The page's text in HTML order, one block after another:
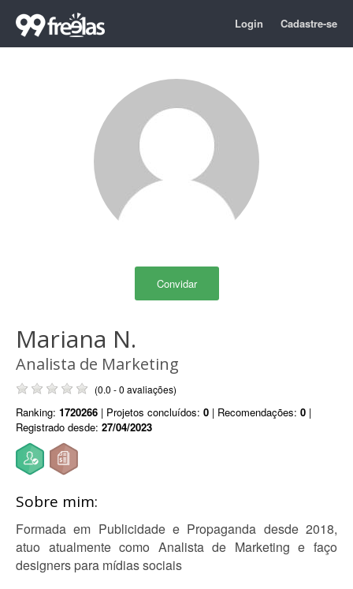
Login Cadastre-se
Convidar
Mariana N.
Analista de Marketing
(0.0 - 0 avaliações)
Ranking: 1720266 | Projetos concluídos: 0 | Recomendações: 0 |
Registrado desde: 27/04/2023
Sobre mim:
Formada em Publicidade e Propaganda desde 2018,
atuo atualmente como Analista de Marketing e faço
designers para mídias sociais